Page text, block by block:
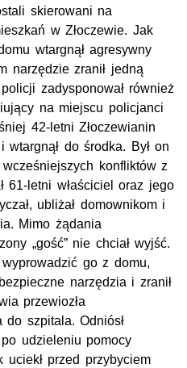
skierowani na
w Złoczewie. Jak
wtargnął agresywny
narzędzie zranił jedną
zadysponował również
na miejscu policjanci
42-letni Złoczewianin
wtargnął do środka. Był on
konfliktów z
61-letni właściciel oraz jego
ubliżał domownikom i
Mimo żądania
„gość” nie chciał wyjść.
go z domu,
narzędzia i zranił
przewiozła
szpitala. Odniósł
udzieleniu pomocy
uciekł przed przybyciem